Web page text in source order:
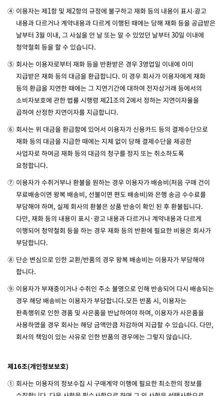
④ 이용자는 제1항 및 제2항의 규정에 불구하고 재화 등의 내용이 표시∙광고
내용과 다르거나 계약내용과 다르게 이행된 때에는 당해 재화 등을 공급받은
날부터 3월 이내, 그 사실을 안 날 또는 알 수 있었던 날부터 30일 이내에
청약철회 등을 할 수 있습니다.
⑤ 회사는 이용자로부터 재화 등을 반환받은 경우 3영업일 이내에 이미
지급받은 재화 등의 대금을 환급합니다. 이 경우 회사가 이용자에게 재화
등의 환급을 지연한 때에는 그 지연기간에 대하여 전자상거래 등에서의
소비자보호에 관한 법률 시행령 제21조의 2에서 정하는 지연이자율을
곱하여 산정한 지연이자를 지급합니다.
⑥ 회사는 위 대금을 환급함에 있어서 이용자가 신용카드 등의 결제수단으로
재화 등의 대금을 지급한 때에는 지체 없이 당해 결제수단을 제공한
사업자로 하여금 재화 등의 대금의 청구를 정지 또는 취소하도록
요청합니다.
⑦ 이용자가 수취거부나 환불을 원하는 경우 이용자가 배송비(처음 구매 건이
무료배송이면 왕복 배송비, 선불이면 편도 배송비)와 은행 송금 수수료를
부담해야 하며, 실제 회사의 환불은 상품 반송이 확인 된 후 환불됩니다.
다만, 재화 등의 내용이 표시·광고 내용과 다르거나 계약내용과 다르게
이행되어 청약철회 등을 하는 경우 재화 등의 반환에 필요한 비용은 회사가
부담합니다.
⑧ 단순 변심으로 인한 교환/반품의 경우 왕복 배송비는 이용자가 부담해야
합니다.
⑨ 이용자가 부재중이거나 수취인 주소 불명으로 인해 반송되어 다시 배송되는
경우 해당 배송비는 이용자가 부담합니다.모든 반품 시, 이용자는
판촉행위로 인한 경품 및 사은품을 반납하여야 하며, 이용자가 사은품을
사용하였을 경우 회사는 해당 금액만큼 차감하여 지급할 수 있습니다. 다만,
회사의 책임이 있는 사유로 인한 반품의 경우에는 그렇지 않습니다.
제16조(개인정보보호)
① 회사는 이용자의 정보수집 시 구매계약 이행에 필요한 최소한의 정보를